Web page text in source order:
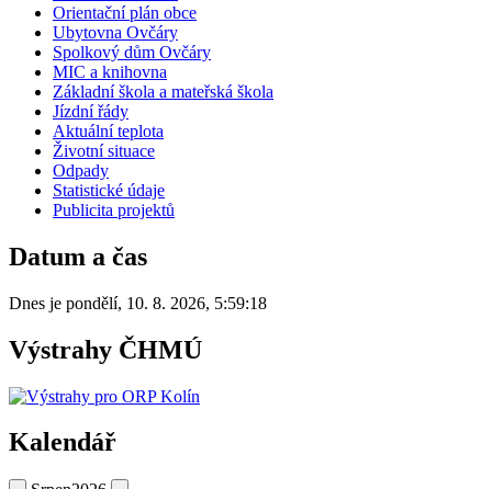
Orientační plán obce
Ubytovna Ovčáry
Spolkový dům Ovčáry
MIC a knihovna
Základní škola a mateřská škola
Jízdní řády
Aktuální teplota
Životní situace
Odpady
Statistické údaje
Publicita projektů
Datum a čas
Dnes je pondělí, 10. 8. 2026, 5:59:18
Výstrahy ČHMÚ
Kalendář